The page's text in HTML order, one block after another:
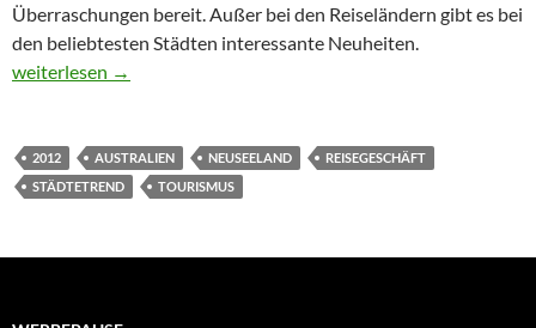
Überraschungen bereit. Außer bei den Reiseländern gibt es bei
den beliebtesten Städten interessante Neuheiten.
Tourismus 2012 – So stehts um das Reisegeschäft
weiterlesen →
2012 AUSTRALIEN NEUSEELAND
REISEGESCHÄFT
STÄDTETREND
TOURISMUS